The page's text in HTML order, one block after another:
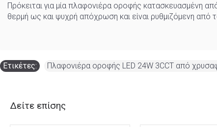
Πρόκειται για μία πλαφονιέρα οροφής κατασκευασμένη
θερμή ως και ψυχρή απόχρωση και είναι ρυθμιζόμενη από
Ετικέτες: Πλαφονιέρα οροφής LED 24W 3CCT από
Δείτε επίσης